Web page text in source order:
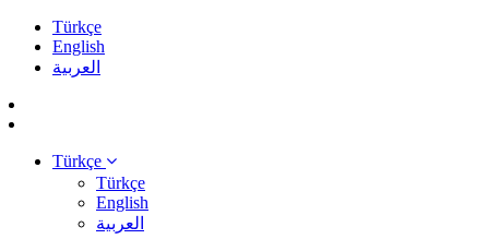
Türkçe
English
العربية
Türkçe
Türkçe
English
العربية